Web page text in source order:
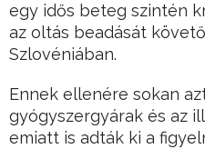
egy idős beteg szintén
az oltás beadását
Szlovéniában.
Ennek ellenére sokan
gyógyszergyárak és az
emiatt is adták ki a